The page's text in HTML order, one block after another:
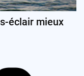
éclair mieux